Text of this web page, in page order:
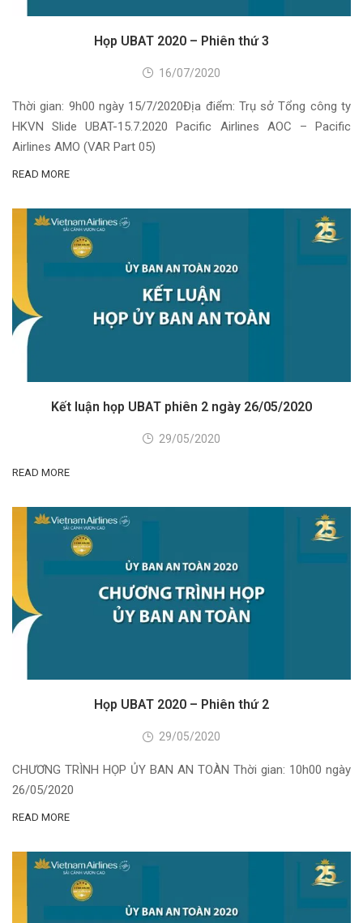
Họp UBAT 2020 – Phiên thứ 3
16/07/2020
Thời gian: 9h00 ngày 15/7/2020Địa điểm: Trụ sở Tổng công ty
HKVN Slide UBAT-15.7.2020 Pacific Airlines AOC – Pacific
Airlines AMO (VAR Part 05)
READ MORE
Kết luận họp UBAT phiên 2 ngày 26/05/2020
29/05/2020
READ MORE
Họp UBAT 2020 – Phiên thứ 2
29/05/2020
CHƯƠNG TRÌNH HỌP ỦY BAN AN TOÀN Thời gian: 10h00 ngày
26/05/2020
READ MORE